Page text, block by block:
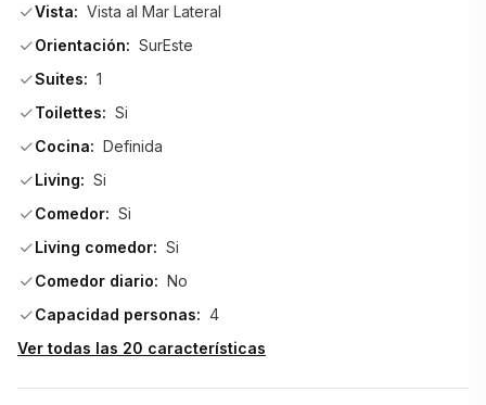
Piscina
Sauna y jacuzzi
Cochera
Una excelente opción tanto para uso personal como
inversión, en una ubicación estratégica de la Península, con
servicios que garantizan confort y disfrute durante todo el
año.
Vista: Vista al Mar Lateral
Orientación: SurEste
Suites: 1
Toilettes: Si
Cocina: Definida
Living: Si
Comedor: Si
Living comedor: Si
Comedor diario: No
Capacidad personas: 4
Ver todas las 20 características